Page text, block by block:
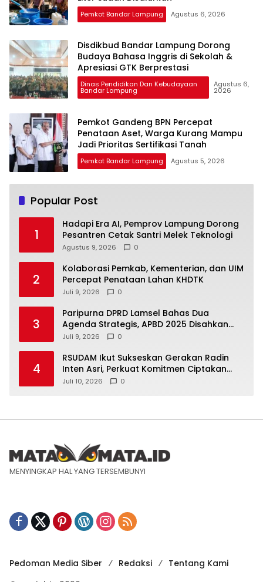
Pemkot Bandar Lampung Agustus 6, 2026
Disdikbud Bandar Lampung Dorong
Budaya Bahasa Inggris di Sekolah &
Apresiasi GTK Berprestasi
Dinas Pendidikan Dan Kebudayaan
Bandar Lampung
Agustus 6,
2026
Pemkot Gandeng BPN Percepat
Penataan Aset, Warga Kurang Mampu
Jadi Prioritas Sertifikasi Tanah
Pemkot Bandar Lampung Agustus 5, 2026
Popular Post
1
Hadapi Era AI, Pemprov Lampung Dorong
Pesantren Cetak Santri Melek Teknologi
Agustus 9, 2026 0
2
Kolaborasi Pemkab, Kementerian, dan UIM
Percepat Penataan Lahan KHDTK
Juli 9, 2026 0
3
Paripurna DPRD Lamsel Bahas Dua
Agenda Strategis, APBD 2025 Disahkan
dan KUA-PPAS 2027 Disampaikan
Juli 9, 2026 0
4
RSUDAM Ikut Sukseskan Gerakan Radin
Inten Asri, Perkuat Komitmen Ciptakan
Lingkungan Sehat
Juli 10, 2026 0
MENYINGKAP HAL YANG TERSEMBUNYI
Pedoman Media Siber Redaksi
Tentang Kami